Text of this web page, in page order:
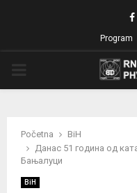
Program
Početna
BiH
Данас 51 година од
Бањалуци
BiH